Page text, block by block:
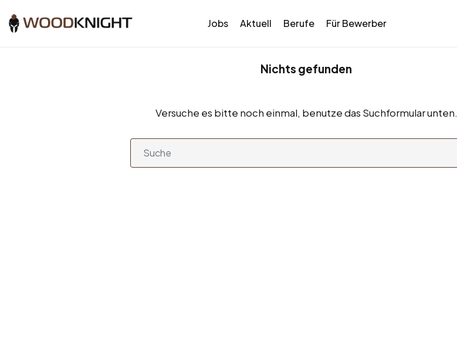
Jobs Aktuell Berufe Für Bewerber
Nichts gefunden
Versuche es bitte noch einmal, benutze das Suchformular unten.